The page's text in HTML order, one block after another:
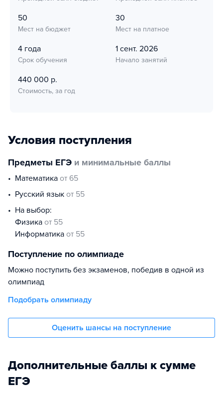
50
Мест на бюджет
30
Мест на платное
4 года
Срок обучения
1 сент. 2026
Начало занятий
440 000 р.
Стоимость, за год
Условия поступления
Предметы ЕГЭ и минимальные баллы
математика от 65
русский язык от 55
На выбор:
физика от 55
информатика от 55
Поступление по олимпиаде
Можно поступить без экзаменов, победив в одной из
олимпиад
Подобрать олимпиаду
Оценить шансы на поступление
Дополнительные баллы к сумме
ЕГЭ